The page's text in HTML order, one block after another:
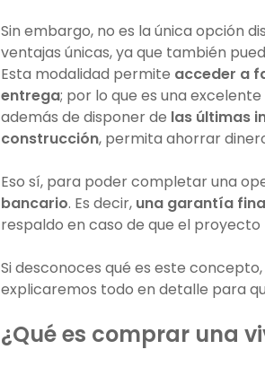
Sin embargo, no es la única opción
ventajas únicas, ya que también
Esta modalidad permite acceder a
entrega; por lo que es una
además de disponer de las últimas
construcción, permita ahorrar
Eso sí, para poder completar una
bancario. Es decir, una garantía
respaldo en caso de que el
Si desconoces qué es este
explicaremos todo en detalle para
¿Qué es comprar una